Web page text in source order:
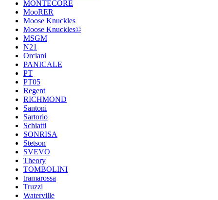
MONTECORE
MooRER
Moose Knuckles
Moose Knuckles©️
MSGM
N21
Orciani
PANICALE
PT
PT05
Regent
RICHMOND
Santoni
Sartorio
Schiatti
SONRISA
Stetson
SVEVO
Theory
TOMBOLINI
tramarossa
Truzzi
Waterville